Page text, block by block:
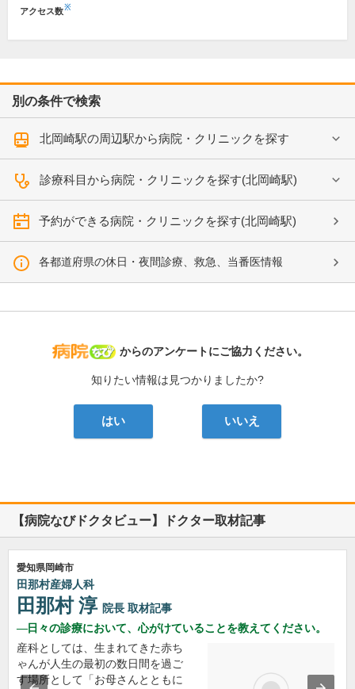
アクセス数※
別の条件で検索
北岡崎駅の周辺駅から病院・クリニックを探す
診療科目から病院・クリニックを探す(北岡崎駅)
予約ができる病院・クリニックを探す(北岡崎駅)
各都道府県の休日・夜間診療、救急、当番医情報
病院なび
からのアンケートにご協力ください。
知りたい情報は見つかりましたか?
はい いいえ
【病院なびドクタビュー】ドクター取材記事
愛知県岡崎市
田那村産婦人科
田那村 淳 院長 取材記事
日々の診療において、心がけていることを教えてください。
産科としては、生まれてきた赤ち
ゃんが人生の最初の数日間を過ご
す場所として「お母さんとともに